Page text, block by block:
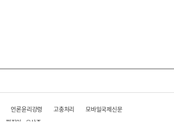
언론윤리강령 고충처리
모바일국제신문
편집인 : 오상준